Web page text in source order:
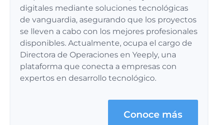
digitales mediante soluciones tecnológicas
de vanguardia, asegurando que los proyectos
se lleven a cabo con los mejores profesionales
disponibles. Actualmente, ocupa el cargo de
Directora de Operaciones en Yeeply, una
plataforma que conecta a empresas con
expertos en desarrollo tecnológico.
Conoce más